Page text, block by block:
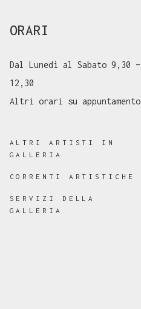
ORARI
Dal Lunedì al Sabato 9,30 –
12,30
Altri orari su appuntamento
ALTRI ARTISTI IN
GALLERIA
CORRENTI ARTISTICHE
SERVIZI DELLA
GALLERIA